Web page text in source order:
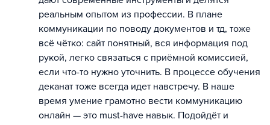
реальным опытом из профессии. В плане
коммуникации по поводу документов и тд, тоже
всё чётко: сайт понятный, вся информация под
рукой, легко связаться с приёмной комиссией,
если что-то нужно уточнить. В процессе обучения
деканат тоже всегда идет навстречу. В наше
время умение грамотно вести коммуникацию
онлайн — это must-have навык. Подойдёт и